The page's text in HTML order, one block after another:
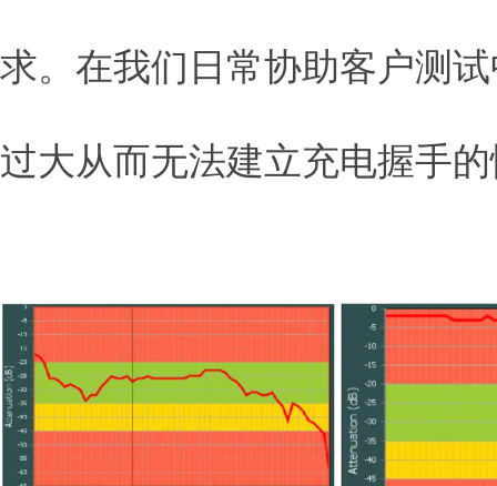
求。在我们日常协助客户测
过大从而无法建立充电握手